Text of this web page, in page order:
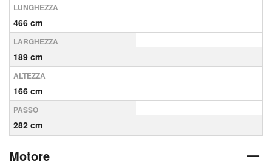
LUNGHEZZA
466 cm
LARGHEZZA
189 cm
ALTEZZA
166 cm
PASSO
282 cm
Motore